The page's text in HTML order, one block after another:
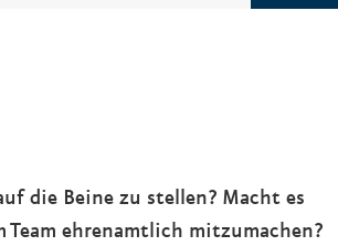
die Beine zu stellen? Macht es
ehrenamtlich mitzumachen?